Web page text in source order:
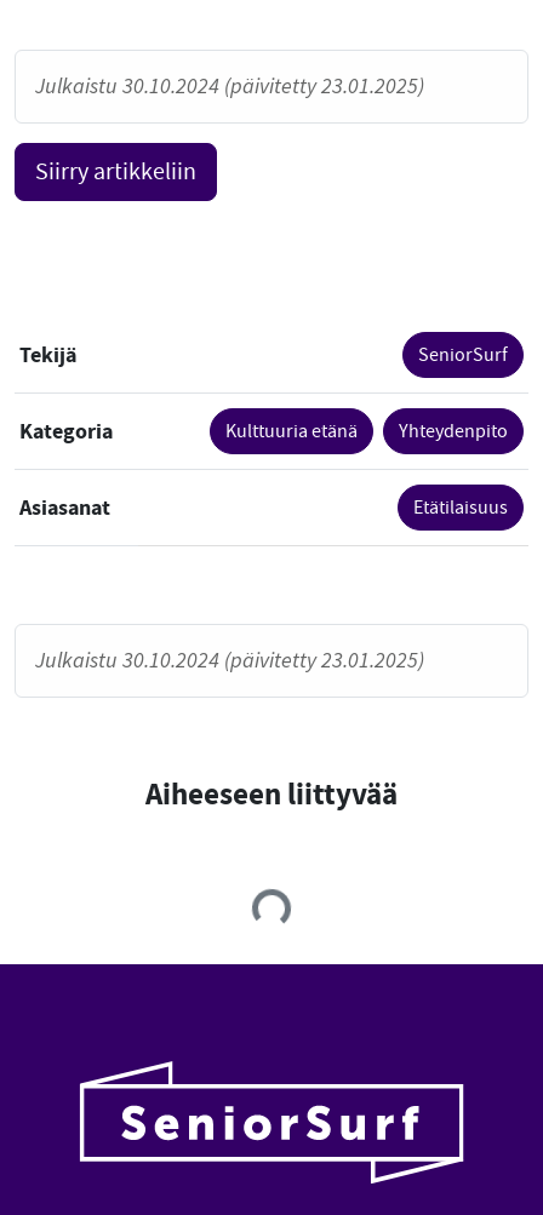
Julkaistu 30.10.2024 (päivitetty 23.01.2025)
Siirry artikkeliin
Tekijä SeniorSurf
Kategoria Kulttuuria etänä Yhteydenpito
Asiasanat Etätilaisuus
Julkaistu 30.10.2024 (päivitetty 23.01.2025)
Aiheeseen liittyvää
Loading...